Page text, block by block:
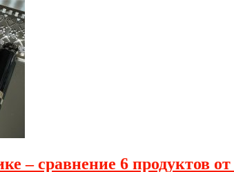
– сравнение 6 продуктов